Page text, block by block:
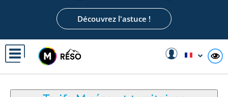
Découvrez l'astuce !